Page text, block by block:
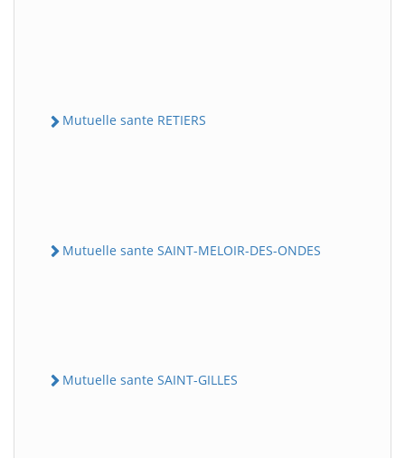
Mutuelle sante RETIERS
Mutuelle sante SAINT-MELOIR-DES-ONDES
Mutuelle sante SAINT-GILLES